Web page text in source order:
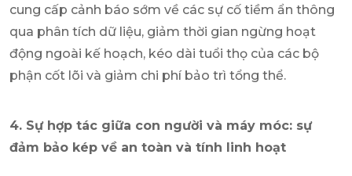
cung cấp cảnh báo sớm về các sự cố tiềm ẩn thông
qua phân tích dữ liệu, giảm thời gian ngừng hoạt
động ngoài kế hoạch, kéo dài tuổi thọ của các bộ
phận cốt lõi và giảm chi phí bảo trì tổng thể.
4. Sự hợp tác giữa con người và máy móc: sự
đảm bảo kép về an toàn và tính linh hoạt